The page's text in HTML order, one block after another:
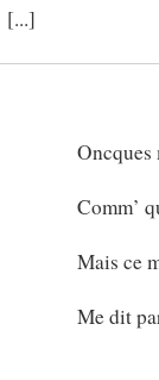
[...]
Si
Comm’
De
Mais ce
Me dit